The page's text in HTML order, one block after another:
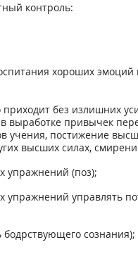
контроль:
хороших эмоций
без излишних
привычек
учения, постижение
высших силах,
упражнений (поз);
управлять
сознания);